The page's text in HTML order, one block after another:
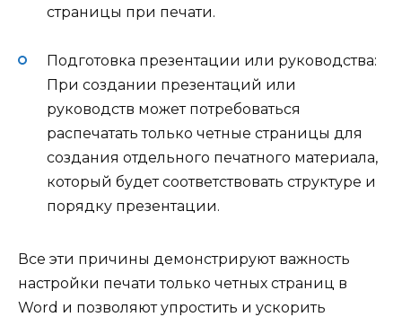
страницы при печати.
Подготовка презентации или руководства:
При создании презентаций или
руководств может потребоваться
распечатать только четные страницы для
создания отдельного печатного материала,
который будет соответствовать структуре и
порядку презентации.
Все эти причины демонстрируют важность
настройки печати только четных страниц в
Word и позволяют упростить и ускорить